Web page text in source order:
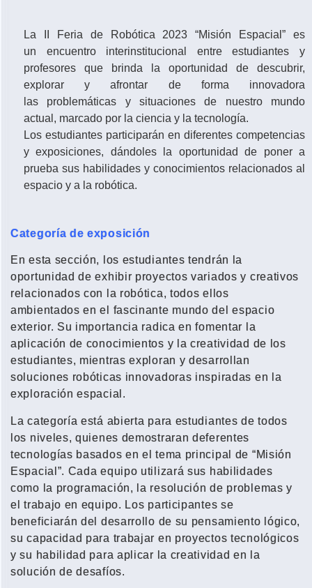
La II Feria de Robótica 2023 “Misión Espacial” es
un encuentro interinstitucional entre estudiantes y
profesores que brinda la oportunidad de descubrir,
explorar y afrontar de forma innovadora
las problemáticas y situaciones de nuestro mundo
actual, marcado por la ciencia y la tecnología.
Los estudiantes participarán en diferentes competencias
yexposiciones, dándoles la oportunidad de poner a
prueba sus habilidades y conocimientos relacionados al
espacio y a la robótica.
Categoría de exposición
En esta sección, los estudiantes tendrán la
oportunidad de exhibir proyectos variados y creativos
relacionados con la robótica, todos ellos
ambientados en el fascinante mundo del espacio
exterior. Su importancia radica en fomentar la
aplicación de conocimientos y la creatividad de los
estudiantes, mientras exploran y desarrollan
soluciones robóticas innovadoras inspiradas en la
exploración espacial.
La categoría está abierta para estudiantes de todos
los niveles, quienes demostraran deferentes
tecnologías basados en el tema principal de “Misión
Espacial”. Cada equipo utilizará sus habilidades
como la programación, la resolución de problemas y
el trabajo en equipo. Los participantes se
beneficiarán del desarrollo de su pensamiento lógico,
su capacidad para trabajar en proyectos tecnológicos
y su habilidad para aplicar la creatividad en la
solución de desafíos.